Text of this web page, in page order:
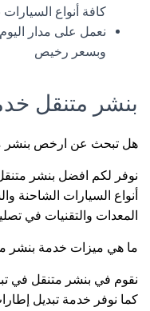
كافة أنواع
نعمل على مدار
وبسعر رخيص
بنشر متنقل
هل تبحث عن ارخص بنشر
نوفر لكم افضل بنشر
أنواع السيارات الشاحنة
المعدات والتقنيات في
ما هي ميزات خدمة بنشر
نقوم في بنشر متنقل في
كما نوفر خدمة تبديل